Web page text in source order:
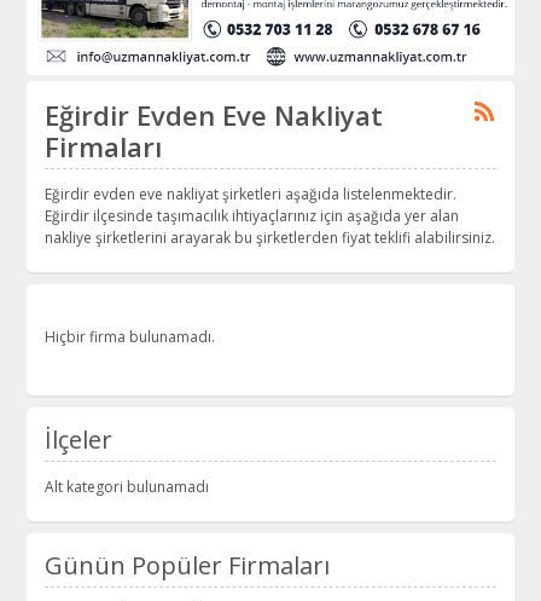
Eğirdir Evden Eve Nakliyat
Firmaları
Eğirdir evden eve nakliyat şirketleri aşağıda listelenmektedir.
Eğirdir ilçesinde taşımacılık ihtiyaçlarınız için aşağıda yer alan
nakliye şirketlerini arayarak bu şirketlerden fiyat teklifi alabilirsiniz.
Hiçbir firma bulunamadı.
İlçeler
Alt kategori bulunamadı
Günün Popüler Firmaları